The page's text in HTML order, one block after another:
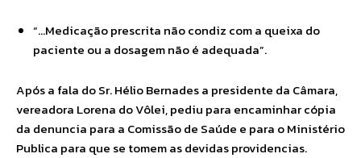
“…Medicação prescrita não condiz com a queixa do
paciente ou a dosagem não é adequada”.
Após a fala do Sr. Hélio Bernades a presidente da Câmara,
vereadora Lorena do Vôlei, pediu para encaminhar cópia
da denuncia para a Comissão de Saúde e para o Ministério
Publica para que se tomem as devidas providencias.